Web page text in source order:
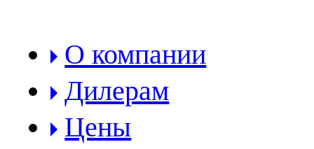
О компании
Дилерам
Цены